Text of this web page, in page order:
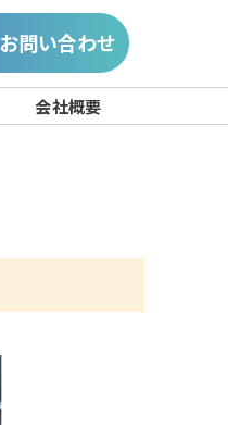
お問い合わせ
会社概要